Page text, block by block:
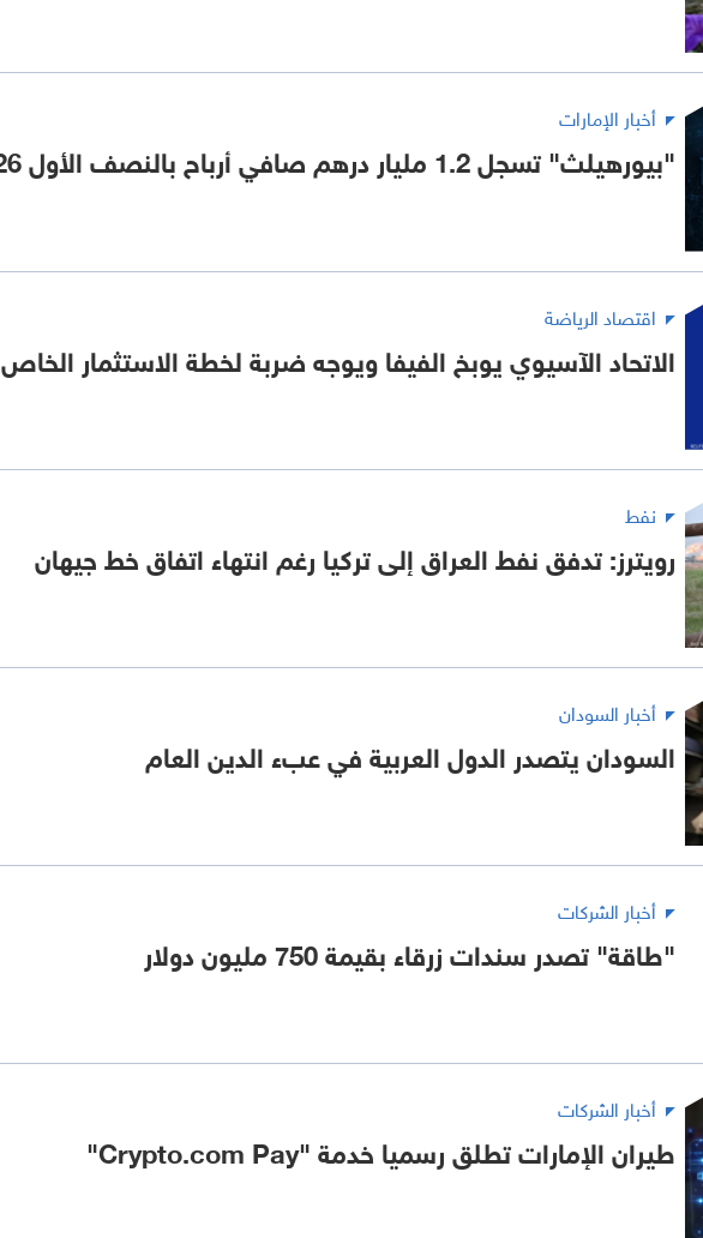
أخبار الإمارات
"بيورهيلث" تسجل 1.2 مليار درهم صافي أرباح بالنصف الأول 2026
اقتصاد الرياضة
الاتحاد الآسيوي يوبخ الفيفا ويوجه ضربة لخطة الاستثمار الخاص
نفط
رويترز: تدفق نفط العراق إلى تركيا رغم انتهاء اتفاق خط جيهان
أخبار السودان
السودان يتصدر الدول العربية في عبء الدين العام
أخبار الشركات
"طاقة" تصدر سندات زرقاء بقيمة 750 مليون دولار
أخبار الشركات
طيران الإمارات تطلق رسميا خدمة "Crypto.com Pay"